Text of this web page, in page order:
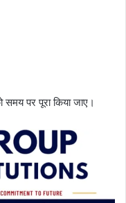
समय पर पूरा किया जाए।